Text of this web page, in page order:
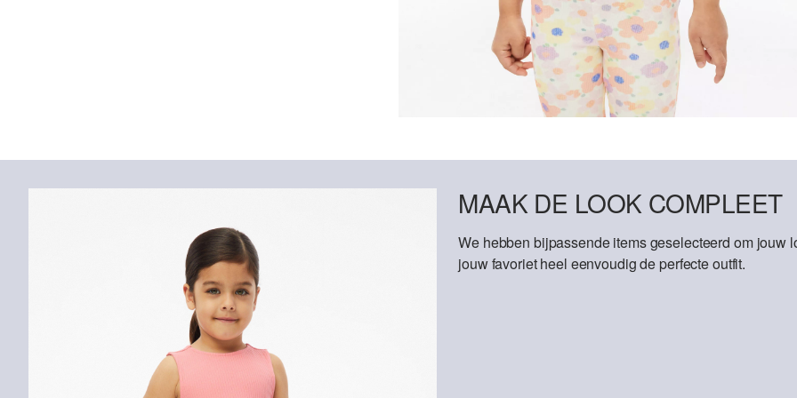
MAAK DE LOOK COMPLEET
We hebben bijpassende items geselecteerd om jouw
jouw favoriet heel eenvoudig de perfecte outfit.